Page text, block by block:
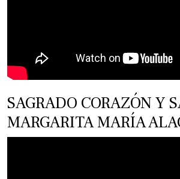
SAGRADO CORAZÓN Y
MARGARITA MARÍA